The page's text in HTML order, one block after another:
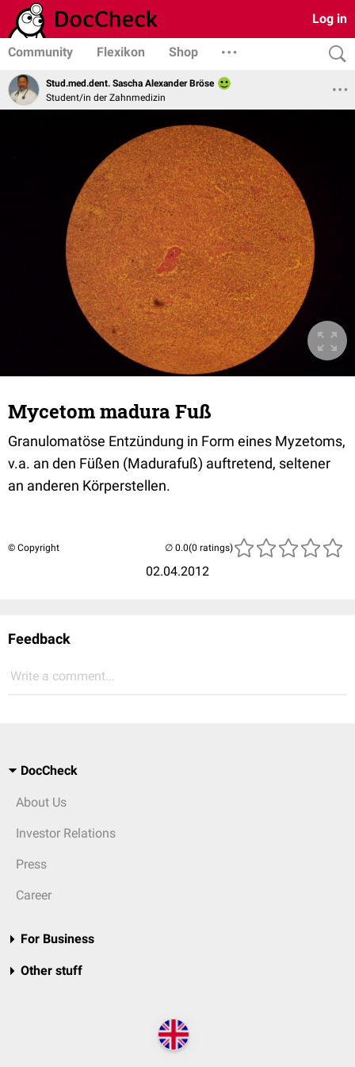
Log in
Community Flexikon Shop
Stud.med.dent. Sascha Alexander Bröse
Student/in der Zahnmedizin
Mycetom madura Fuß
Granulomatöse Entzündung in Form eines Myzetoms,
v.a. an den Füßen (Madurafuß) auftretend, seltener
an anderen Körperstellen.
© Copyright
02.04.2012
(0 ratings)
Feedback
Write a comment...
DocCheck
About Us
Investor Relations
Press
Career
For Business
Other stuff